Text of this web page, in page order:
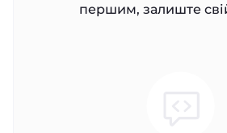
першим, залиште